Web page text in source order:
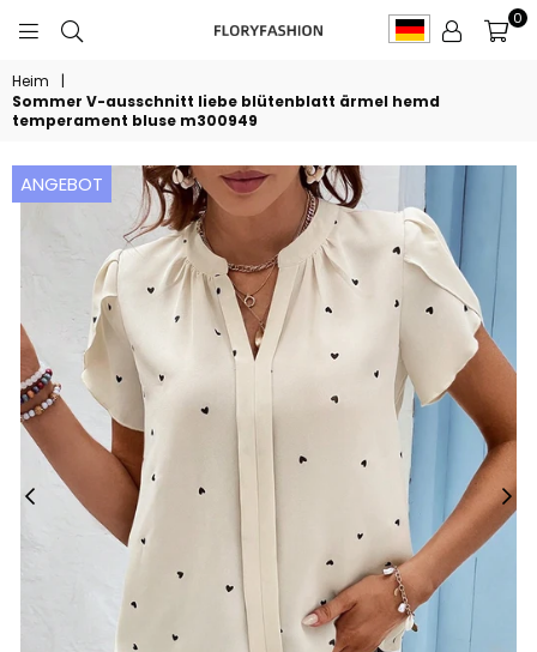
FLORYFASHION
0
Heim
|
Sommer V-ausschnitt liebe blütenblatt ärmel hemd
temperament bluse m300949
ANGEBOT